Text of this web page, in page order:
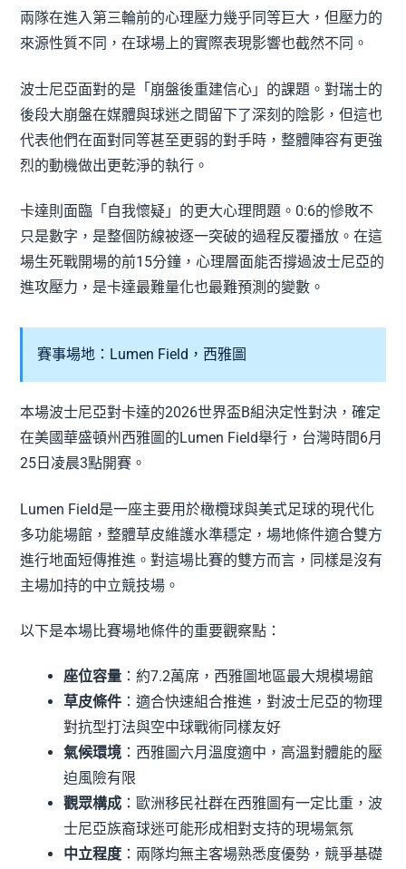
兩隊在進入第三輪前的心理壓力幾乎同等巨大，但壓力的
來源性質不同，在球場上的實際表現影響也截然不同。
波士尼亞面對的是「崩盤後重建信心」的課題。對瑞士的
後段大崩盤在媒體與球迷之間留下了深刻的陰影，但這也
代表他們在面對同等甚至更弱的對手時，整體陣容有更強
烈的動機做出更乾淨的執行。
卡達則面臨「自我懷疑」的更大心理問題。0:6的慘敗不
只是數字，是整個防線被逐一突破的過程反覆播放。在這
場生死戰開場的前15分鐘，心理層面能否撐過波士尼亞的
進攻壓力，是卡達最難量化也最難預測的變數。
賽事場地：Lumen Field，西雅圖
本場波士尼亞對卡達的2026世界盃B組決定性對決，確定
在美國華盛頓州西雅圖的Lumen Field舉行，台灣時間6月
25日凌晨3點開賽。
Lumen Field是一座主要用於橄欖球與美式足球的現代化
多功能場館，整體草皮維護水準穩定，場地條件適合雙方
進行地面短傳推進。對這場比賽的雙方而言，同樣是沒有
主場加持的中立競技場。
以下是本場比賽場地條件的重要觀察點：
座位容量 ：約7.2萬席，西雅圖地區最大規模場館
草皮條件 ：適合快速組合推進，對波士尼亞的物理
對抗型打法與空中球戰術同樣友好
氣候環境 ：西雅圖六月溫度適中，高溫對體能的壓
迫風險有限
觀眾構成 ：歐洲移民社群在西雅圖有一定比重，波
士尼亞族裔球迷可能形成相對支持的現場氣氛
中立程度 ：兩隊均無主客場熟悉度優勢，競爭基礎